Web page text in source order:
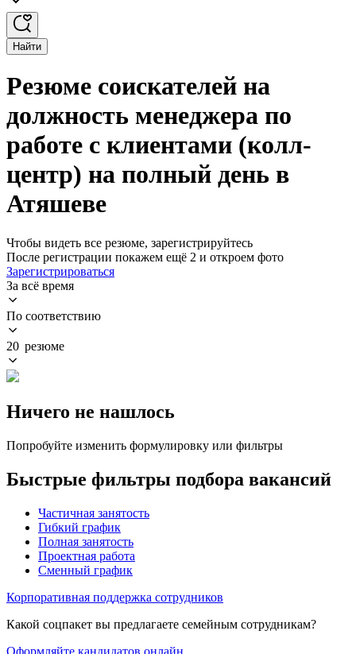
Найти
Резюме соискателей на
должность менеджера по
работе с клиентами (колл-
центр) на полный день в
Атяшеве
Чтобы видеть все резюме, зарегистрируйтесь
После регистрации покажем ещё 2 и откроем фото
Зарегистрироваться
За всё время
По соответствию
20 резюме
Ничего не нашлось
Попробуйте изменить формулировку или фильтры
Быстрые фильтры подбора вакансий
Частичная занятость
Гибкий график
Полная занятость
Проектная работа
Сменный график
Корпоративная поддержка сотрудников
Какой соцпакет вы предлагаете семейным сотрудникам?
Оформляйте кандидатов онлайн